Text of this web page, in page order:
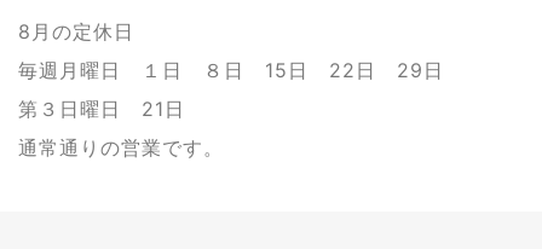
8月の定休日
毎週月曜日 １日 ８日 15日 22日 29日
第３日曜日 21日
通常通りの営業です。